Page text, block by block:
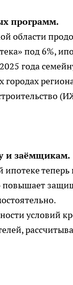
программ.
области
под 6%,
года
и заёмщикам.
повышает
условий